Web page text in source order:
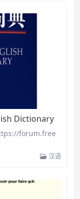
Dictionary
forum.free
汉语